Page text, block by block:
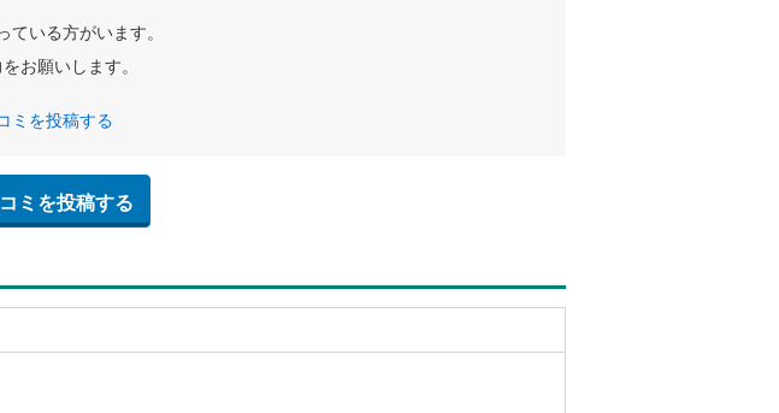
いる方がいます。
お願いします。
ミを投稿する
ミを投稿する